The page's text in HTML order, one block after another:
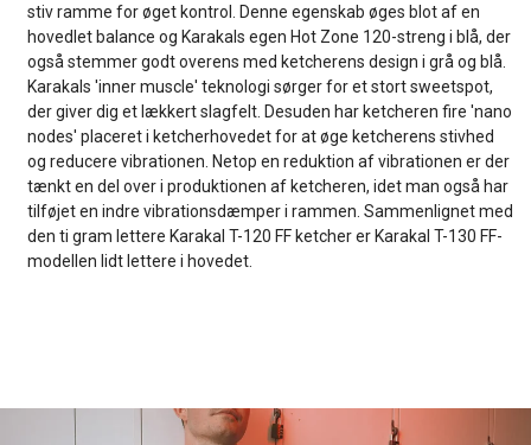
stiv ramme for øget kontrol. Denne egenskab øges blot af en
hovedlet balance og Karakals egen Hot Zone 120-streng i blå, der
også stemmer godt overens med ketcherens design i grå og blå.
Karakals 'inner muscle' teknologi sørger for et stort sweetspot,
der giver dig et lækkert slagfelt. Desuden har ketcheren fire 'nano
nodes' placeret i ketcherhovedet for at øge ketcherens stivhed
og reducere vibrationen. Netop en reduktion af vibrationen er der
tænkt en del over i produktionen af ketcheren, idet man også har
tilføjet en indre vibrationsdæmper i rammen. Sammenlignet med
den ti gram lettere Karakal T-120 FF ketcher er Karakal T-130 FF-
modellen lidt lettere i hovedet.